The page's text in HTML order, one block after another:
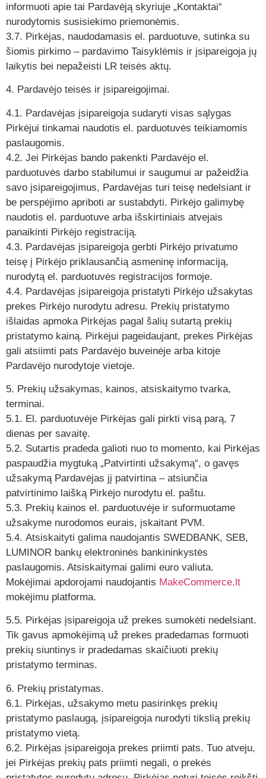
informuoti apie tai Pardavėją skyriuje „Kontaktai“
nurodytomis susisiekimo priemonėmis.
3.7. Pirkėjas, naudodamasis el. parduotuve, sutinka su
šiomis pirkimo – pardavimo Taisyklėmis ir įsipareigoja jų
laikytis bei nepažeisti LR teisės aktų.
4. Pardavėjo teisės ir įsipareigojimai.
4.1. Pardavėjas įsipareigoja sudaryti visas sąlygas
Pirkėjui tinkamai naudotis el. parduotuvės teikiamomis
paslaugomis.
4.2. Jei Pirkėjas bando pakenkti Pardavėjo el.
parduotuvės darbo stabilumui ir saugumui ar pažeidžia
savo įsipareigojimus, Pardavėjas turi teisę nedelsiant ir
be perspėjimo apriboti ar sustabdyti. Pirkėjo galimybę
naudotis el. parduotuve arba išskirtiniais atvejais
panaikinti Pirkėjo registraciją.
4.3. Pardavėjas įsipareigoja gerbti Pirkėjo privatumo
teisę į Pirkėjo priklausančią asmeninę informaciją,
nurodytą el. parduotuvės registracijos formoje.
4.4. Pardavėjas įsipareigoja pristatyti Pirkėjo užsakytas
prekes Pirkėjo nurodytu adresu. Prekių pristatymo
išlaidas apmoka Pirkėjas pagal šalių sutartą prekių
pristatymo kainą. Pirkėjui pageidaujant, prekes Pirkėjas
gali atsiimti pats Pardavėjo buveinėje arba kitoje
Pardavėjo nurodytoje vietoje.
5. Prekių užsakymas, kainos, atsiskaitymo tvarka,
terminai.
5.1. El. parduotuvėje Pirkėjas gali pirkti visą parą, 7
dienas per savaitę.
5.2. Sutartis pradeda galioti nuo to momento, kai Pirkėjas
paspaudžia mygtuką „Patvirtinti užsakymą“, o gavęs
užsakymą Pardavėjas jį patvirtina – atsiunčia
patvirtinimo laišką Pirkėjo nurodytu el. paštu.
5.3. Prekių kainos el. parduotuvėje ir suformuotame
užsakyme nurodomos eurais, įskaitant PVM.
5.4. Atsiskaityti galima naudojantis SWEDBANK, SEB,
LUMINOR bankų elektroninės bankininkystės
paslaugomis. Atsiskaitymai galimi euro valiuta.
Mokėjimai apdorojami naudojantis MakeCommerce.lt
mokėjimu platforma.
5.5. Pirkėjas įsipareigoja už prekes sumokėti nedelsiant.
Tik gavus apmokėjimą už prekes pradedamas formuoti
prekių siuntinys ir pradedamas skaičiuoti prekių
pristatymo terminas.
6. Prekių pristatymas.
6.1. Pirkėjas, užsakymo metu pasirinkęs prekių
pristatymo paslaugą, įsipareigoja nurodyti tikslią prekių
pristatymo vietą.
6.2. Pirkėjas įsipareigoja prekes priimti pats. Tuo atveju,
jei Pirkėjas prekių pats priimti negali, o prekės